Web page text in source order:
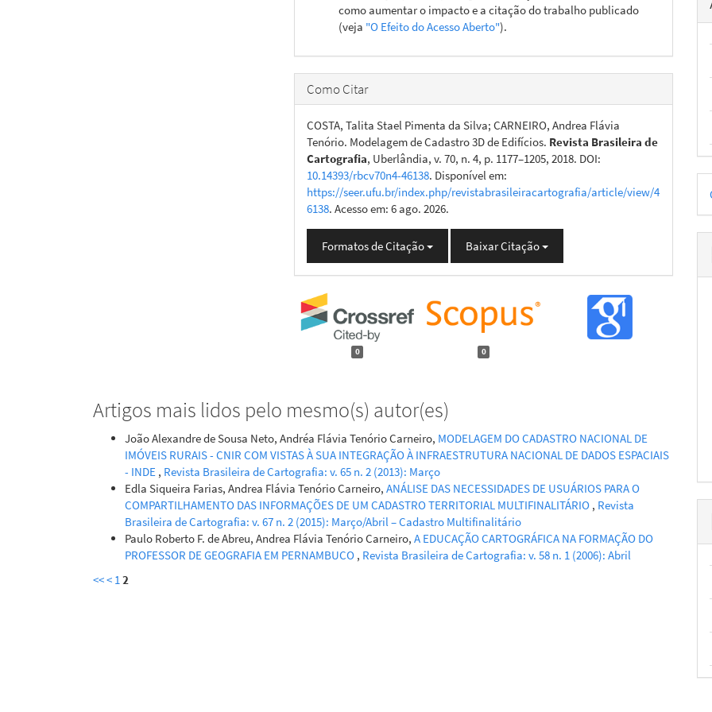
como aumentar o impacto e a citação do trabalho publicado
(veja "O Efeito do Acesso Aberto").
Como Citar
COSTA, Talita Stael Pimenta da Silva; CARNEIRO, Andrea Flávia
Tenório. Modelagem de Cadastro 3D de Edifícios. Revista Brasileira de
Cartografia, Uberlândia, v. 70, n. 4, p. 1177–1205, 2018. DOI:
10.14393/rbcv70n4-46138. Disponível em:
https://seer.ufu.br/index.php/revistabrasileiracartografia/article/view/4
6138. Acesso em: 6 ago. 2026.
Formatos de Citação Baixar Citação
0 0
Artigos mais lidos pelo mesmo(s) autor(es)
João Alexandre de Sousa Neto, Andréa Flávia Tenório Carneiro, MODELAGEM DO CADASTRO NACIONAL DE
IMÓVEIS RURAIS - CNIR COM VISTAS À SUA INTEGRAÇÃO À INFRAESTRUTURA NACIONAL DE DADOS ESPACIAIS
- INDE , Revista Brasileira de Cartografia: v. 65 n. 2 (2013): Março
Edla Siqueira Farias, Andrea Flávia Tenório Carneiro, ANÁLISE DAS NECESSIDADES DE USUÁRIOS PARA O
COMPARTILHAMENTO DAS INFORMAÇÕES DE UM CADASTRO TERRITORIAL MULTIFINALITÁRIO , Revista
Brasileira de Cartografia: v. 67 n. 2 (2015): Março/Abril – Cadastro Multifinalitário
Paulo Roberto F. de Abreu, Andrea Flávia Tenório Carneiro, A EDUCAÇÃO CARTOGRÁFICA NA FORMAÇÃO DO
PROFESSOR DE GEOGRAFIA EM PERNAMBUCO , Revista Brasileira de Cartografia: v. 58 n. 1 (2006): Abril
<<< 12